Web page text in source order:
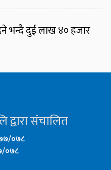
भन्दै दुई लाख ४० हजार
द्वारा संचालित
०७८
०७८